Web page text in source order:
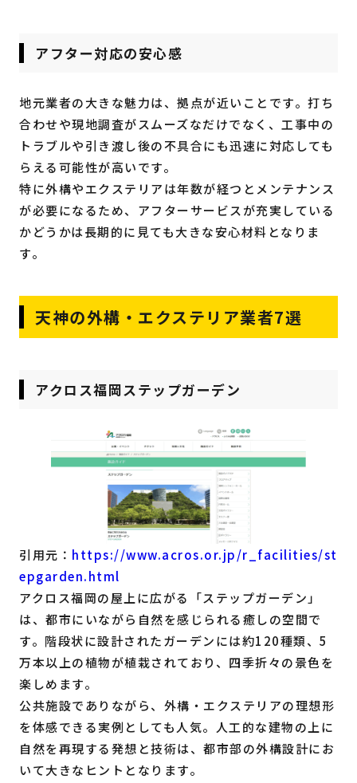
アフター対応の安心感
地元業者の大きな魅力は、拠点が近いことです。打ち
合わせや現地調査がスムーズなだけでなく、工事中の
トラブルや引き渡し後の不具合にも迅速に対応しても
らえる可能性が高いです。
特に外構やエクステリアは年数が経つとメンテナンス
が必要になるため、アフターサービスが充実している
かどうかは長期的に見ても大きな安心材料となりま
す。
天神の外構・エクステリア業者7選
アクロス福岡ステップガーデン
引用元： https://www.acros.or.jp/r_facilities/st
epgarden.html
アクロス福岡の屋上に広がる「ステップガーデン」
は、都市にいながら自然を感じられる癒しの空間で
す。階段状に設計されたガーデンには約120種類、5
万本以上の植物が植栽されており、四季折々の景色を
楽しめます。
公共施設でありながら、外構・エクステリアの理想形
を体感できる実例としても人気。人工的な建物の上に
自然を再現する発想と技術は、都市部の外構設計にお
いて大きなヒントとなります。